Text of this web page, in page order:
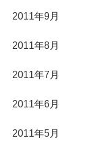
2011年9月
2011年8月
2011年7月
2011年6月
2011年5月